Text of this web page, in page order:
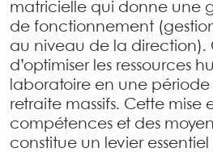
matricielle qui donne une
de fonctionnement
au niveau de la direction).
d’optimiser les ressources
laboratoire en une
retraite massifs. Cette mise
compétences et des
constitue un levier